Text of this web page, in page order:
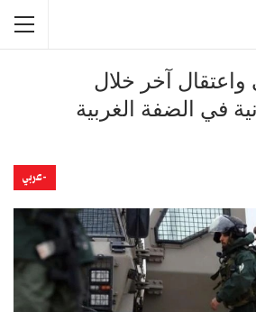
آخر خلال
في الضفة الغربية
-عربي